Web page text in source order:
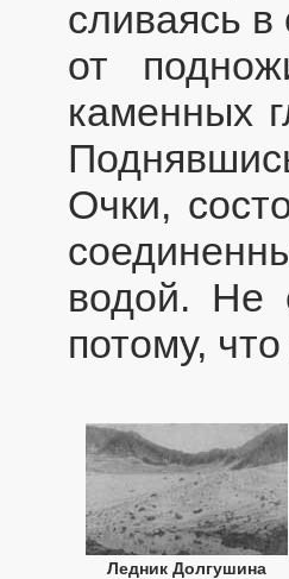
сливаясь
от
каменных
Очки,
водой. Не
потому,
Ледник Долгушина